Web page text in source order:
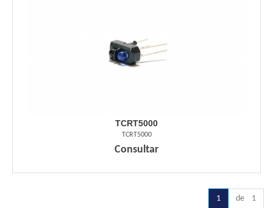
TCRT5000
TCRT5000
Consultar
1 de 1